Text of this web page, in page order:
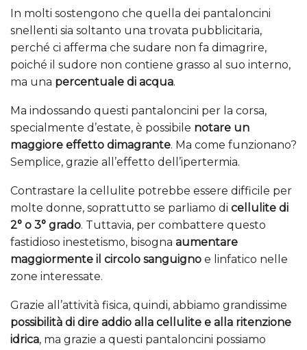
In molti sostengono che quella dei pantaloncini
snellenti sia soltanto una trovata pubblicitaria,
perché ci afferma che sudare non fa dimagrire,
poiché il sudore non contiene grasso al suo interno,
ma una percentuale di acqua.
Ma indossando questi pantaloncini per la corsa,
specialmente d’estate, è possibile notare un
maggiore effetto dimagrante. Ma come funzionano?
Semplice, grazie all’effetto dell’ipertermia.
Contrastare la cellulite potrebbe essere difficile per
molte donne, soprattutto se parliamo di cellulite di
2° o 3° grado. Tuttavia, per combattere questo
fastidioso inestetismo, bisogna aumentare
maggiormente il circolo sanguigno e linfatico nelle
zone interessate.
Grazie all’attività fisica, quindi, abbiamo grandissime
possibilità di dire addio alla cellulite e alla ritenzione
idrica, ma grazie a questi pantaloncini possiamo